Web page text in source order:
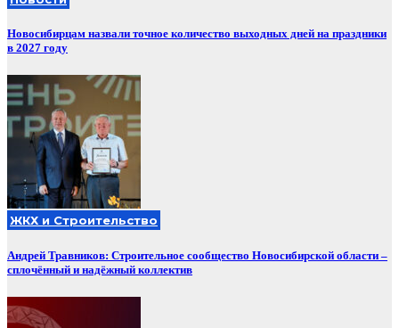
Новосибирцам назвали точное количество выходных дней на праздники
в 2027 году
ЖКХ и Строительство
Андрей Травников: Строительное сообщество Новосибирской области –
сплочённый и надёжный коллектив